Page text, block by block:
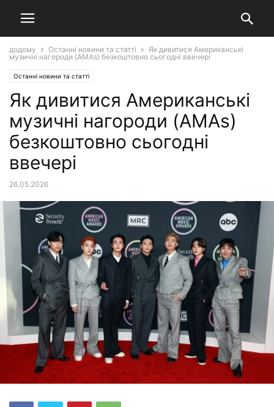
додому Останні новини та статті
Як дивитися Американські
музичні нагороди (AMAs) безкоштовно сьогодні ввечері
Останні новини та статті
Як дивитися Американські
музичні нагороди (AMAs)
безкоштовно сьогодні
ввечері
26.05.2026